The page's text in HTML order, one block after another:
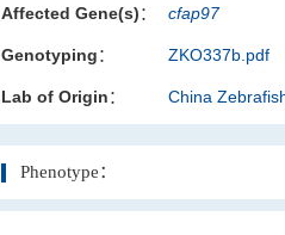
Affected Gene(s)： cfap97
Genotyping： ZKO337b.pdf
Lab of Origin： China
Phenotype：